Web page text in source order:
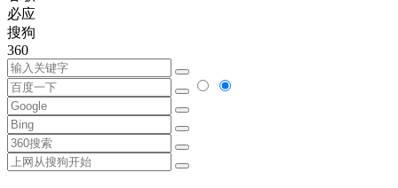
必应
搜狗
360